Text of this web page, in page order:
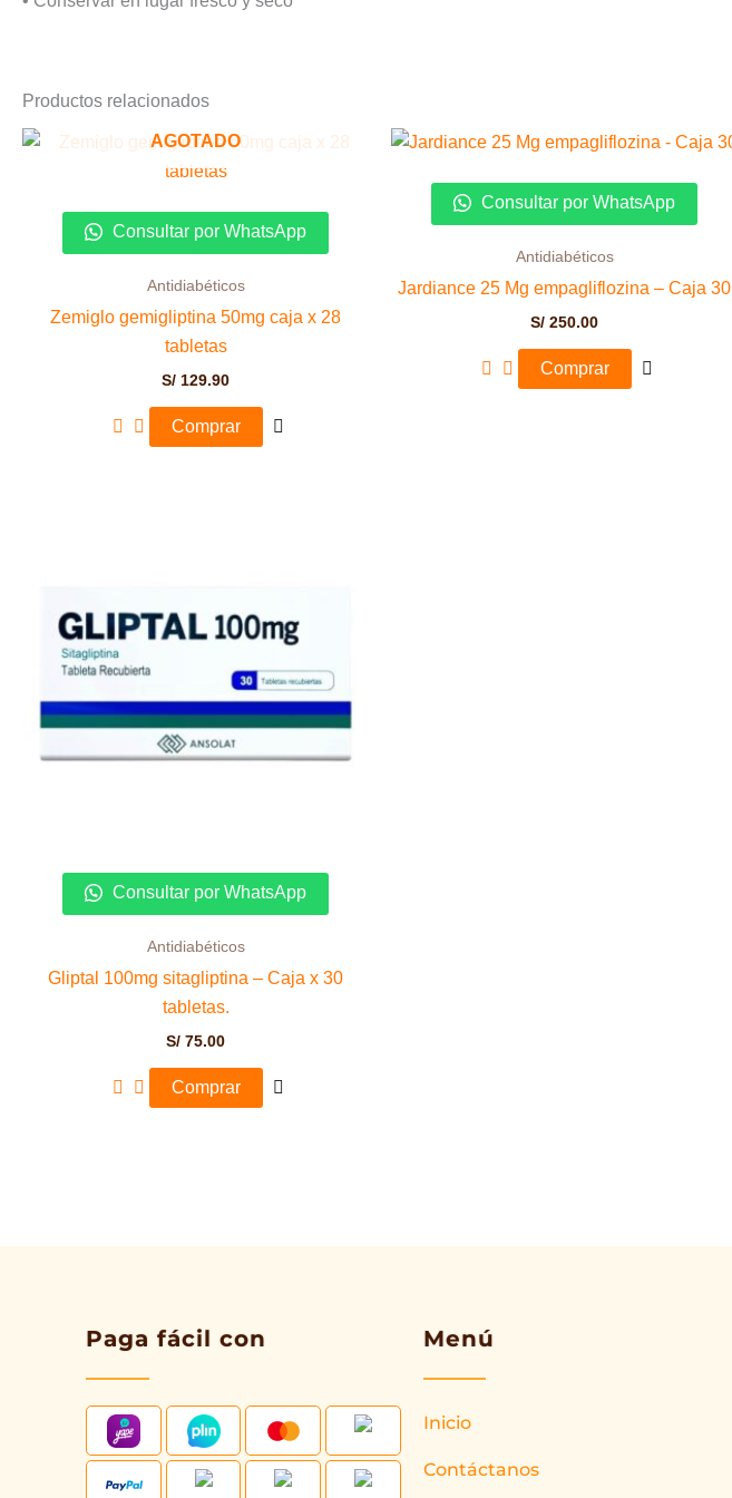
Productos relacionados
AGOTADO
Consultar por WhatsApp
Antidiabéticos
Zemiglo gemigliptina 50mg caja x 28
tabletas
S/ 129.90
Comprar
Consultar por WhatsApp
Antidiabéticos
Jardiance 25 Mg empagliflozina – Caja 30
S/ 250.00
Comprar
Consultar por WhatsApp
Antidiabéticos
Gliptal 100mg sitagliptina – Caja x 30
tabletas.
S/ 75.00
Comprar
Paga fácil con Menú
Inicio
Contáctanos